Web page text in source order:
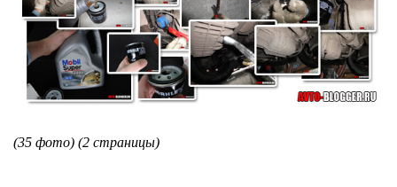
(35 фото) (2 страницы)